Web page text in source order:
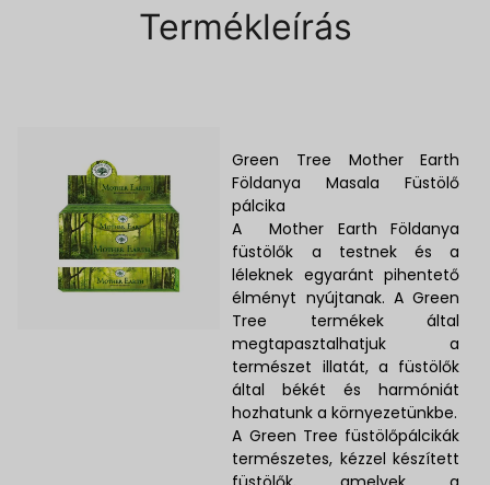
Termékleírás
Green Tree Mother Earth
Földanya Masala Füstölő
pálcika
A Mother Earth Földanya
füstölők a testnek és a
léleknek egyaránt pihentető
élményt nyújtanak. A Green
Tree termékek által
megtapasztalhatjuk a
természet illatát, a füstölők
által békét és harmóniát
hozhatunk a környezetünkbe.
A Green Tree füstölőpálcikák
természetes, kézzel készített